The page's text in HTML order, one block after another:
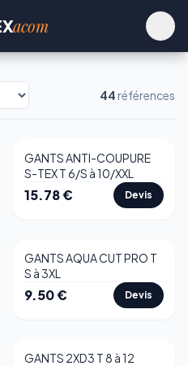
acom
44 références
GANTS ANTI-COUPURE
S-TEX T 6/S à 10/XXL
15.78€ Devis
GANTS AQUA CUT PRO T
S à 3XL
9.50€ Devis
GANTS 2XD3 T 8 à 12